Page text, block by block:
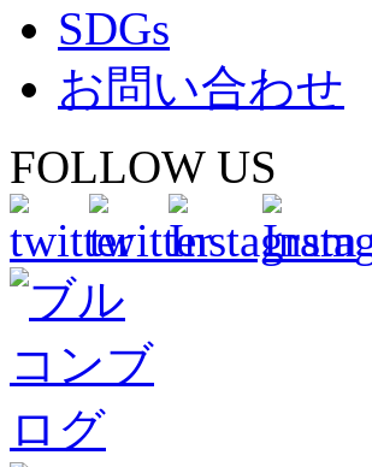
SDGs
お問い合わせ
FOLLOW US